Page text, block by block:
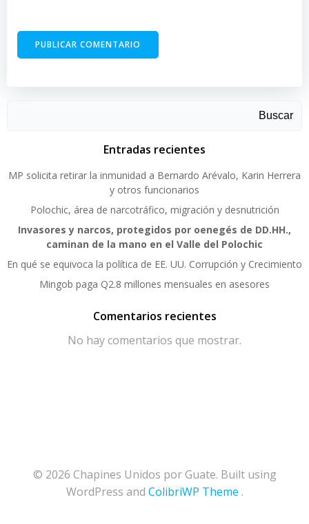
Buscar
Entradas recientes
MP solicita retirar la inmunidad a Bernardo Arévalo, Karin Herrera
y otros funcionarios
Polochic, área de narcotráfico, migración y desnutrición
Invasores y narcos, protegidos por oenegés de DD.HH.,
caminan de la mano en el Valle del Polochic
En qué se equivoca la política de EE. UU. Corrupción y Crecimiento
Mingob paga Q2.8 millones mensuales en asesores
Comentarios recientes
No hay comentarios que mostrar.
© 2026 Chapines Unidos por Guate. Built using
WordPress and ColibriWP Theme .